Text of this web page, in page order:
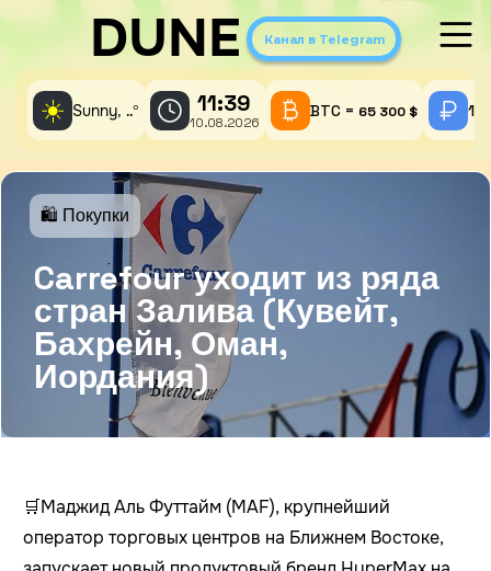
DUNE Канал в Telegram
☀️ Sunny, ..° 11:39
10.08.2026
BTC = 65 300 $ 1
Carrefour уходит из ряда
стран Залива (Кувейт,
Бахрейн, Оман,
Иордания)
🛍 Покупки
🛒Маджид Аль Футтайм (MAF), крупнейший
оператор торговых центров на Ближнем Востоке,